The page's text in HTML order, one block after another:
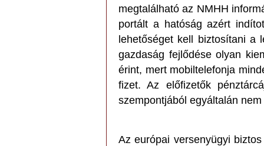
megtalálható az NMHH
portált a hatóság azért
lehetőséget kell biztosítani a
gazdaság fejlődése olyan
érint, mert mobiltelefonja
fizet. Az előfizetők
szempontjából egyáltalán
Az európai versenyügyi